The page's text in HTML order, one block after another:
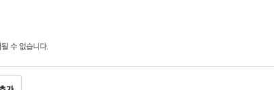
수 없습니다.